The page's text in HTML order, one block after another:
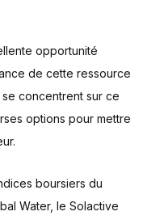
opportunité
de cette ressource
se concentrent sur ce
options pour mettre
boursiers du
Water, le Solactive